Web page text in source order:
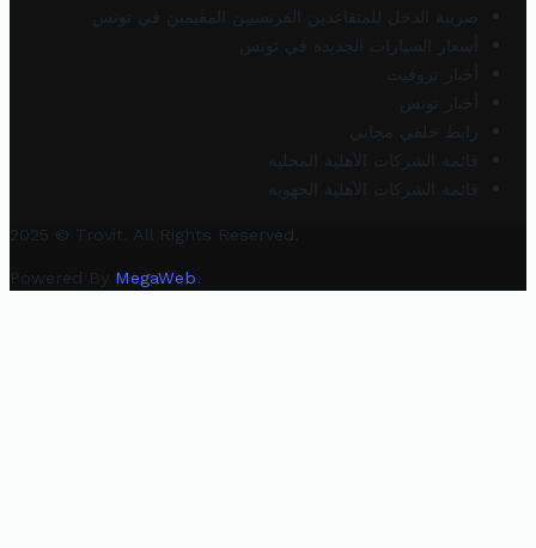
ضريبة الدخل للمتقاعدين الفرنسيين المقيمين في تونس
أسعار السيارات الجديدة في تونس
أخبار تروفيت
أخبار تونس
رابط خلفي مجاني
قائمة الشركات الأهلية المحلية
قائمة الشركات الأهلية الجهوية
2025 © Trovit. All Rights Reserved.
Powered By MegaWeb